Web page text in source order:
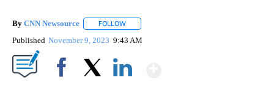
By CNN Newsource FOLLOW
Published November 9, 2023 9:43 AM